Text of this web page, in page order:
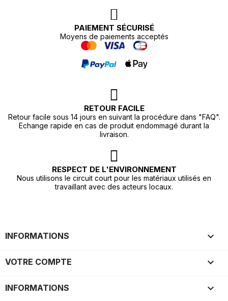
PAIEMENT SÉCURISÉ
Moyens de paiements acceptés
RETOUR FACILE
Retour facile sous 14 jours en suivant la procédure dans "FAQ".
Echange rapide en cas de produit endommagé durant la
livraison.
RESPECT DE L'ENVIRONNEMENT
Nous utilisons le circuit court pour les matériaux utilisés en
travaillant avec des acteurs locaux.
INFORMATIONS 
VOTRE COMPTE 
INFORMATIONS keyboard_arrow_down